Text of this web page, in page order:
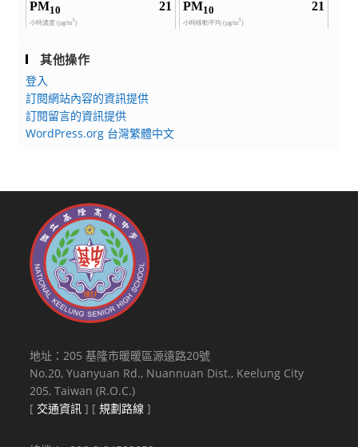
其他操作
登入
訂閱網站內容的資訊提供
訂閱留言的資訊提供
WordPress.org 台灣繁體中文
地址：205 基隆市暖暖區源遠路20號
No.20, Yuanyuan Rd., Nuannuan Dist., Keelung City
205, Taiwan (R.O.C.)
[ 交通資訊 ] [規劃路線 ]